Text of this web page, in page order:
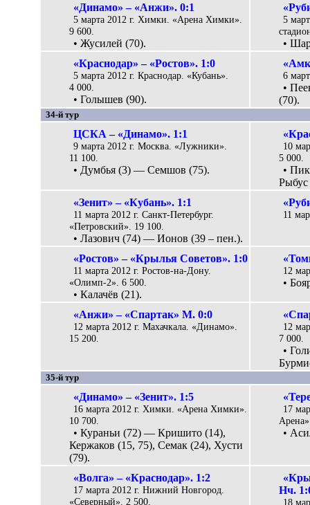
«Динамо» – «Анжи». 0:1
5 марта 2012 г. Химки. «Арена Химки».
9 600.
• Жусилей (70).
5
•
«Краснодар» – «Ростов». 1:0
5 марта 2012 г. Краснодар. «Кубань».
4 000.
• Голышев (90).
6
•
(70).
34-й тур
ЦСКА – «Динамо». 1:1
9 марта 2012 г. Москва. «Лужники».
11 100.
• Думбья (3) — Семшов (75).
10
5 000.
•
Рыбус
«Зенит» – «Кубань». 1:1
11 марта 2012 г. Санкт-Петербург.
«Петровский». 19 100.
• Лазович (74) — Ионов (39 – пен.).
11
«Ростов» – «Крылья Советов». 1:0
11 марта 2012 г. Ростов-на-Дону.
«Олимп-2». 6 500.
• Калачёв (21).
12
•
«Анжи» – «Спартак» М. 0:0
12 марта 2012 г. Махачкала. «Динамо».
15 200.
12
7 000.
•
35-й тур
«Динамо» – «Зенит». 1:5
16 марта 2012 г. Химки. «Арена Химки».
10 700.
• Кураньи (72) — Кришито (14),
Кержаков (15, 75), Семак (24), Хусти
(79).
17
•
«Волга» – «Краснодар». 1:2
17 марта 2012 г. Нижний Новгород.
«Северный». 2 500.
Нч.
18